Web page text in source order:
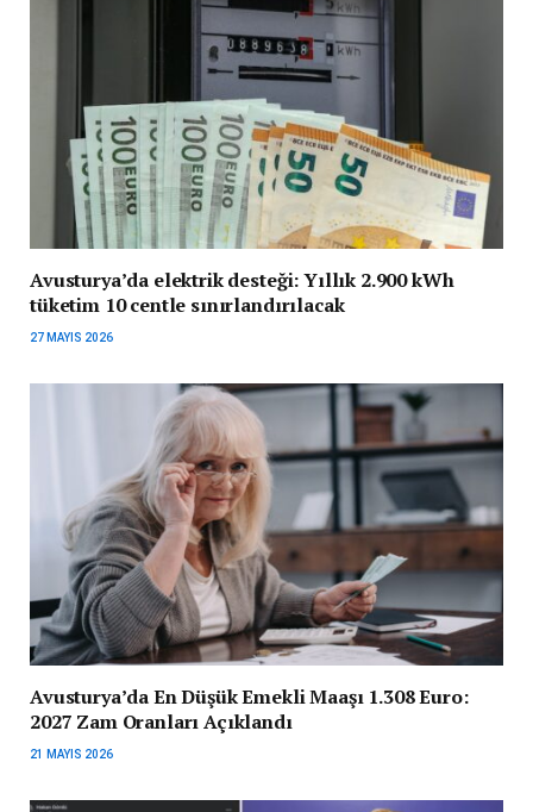
Avusturya’da elektrik desteği: Yıllık 2.900 kWh
tüketim 10 centle sınırlandırılacak
27 MAYIS 2026
Avusturya’da En Düşük Emekli Maaşı 1.308 Euro:
2027 Zam Oranları Açıklandı
21 MAYIS 2026